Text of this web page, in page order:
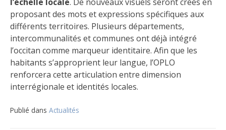
proposant des mots et expressions spécifiques aux
différents territoires. Plusieurs départements,
intercommunalités et communes ont déjà intégré
l’occitan comme marqueur identitaire. Afin que les
habitants s’approprient leur langue, l’OPLO
renforcera cette articulation entre dimension
interrégionale et identités locales.
Publié dans Actualités